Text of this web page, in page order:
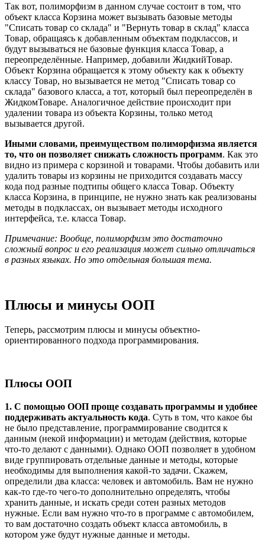
Так вот, полиморфизм в данном случае состоит в том, что
объект класса Корзина может вызывать базовые методы
"Списать товар со склада" и "Вернуть товар в склад" класса
Товар, обращаясь к добавленным объектам подклассов, и
будут вызываться не базовые функция класса Товар, а
переопределённые. Например, добавили ЖидкийТовар.
Объект Корзина обращается к этому объекту как к объекту
классу Товар, но вызывается не метод "Списать товар со
склада" базового класса, а тот, который был переопределён в
ЖидкомТоваре. Аналогичное действие происходит при
удалении товара из объекта Корзины, только метод
вызывается другой.
Иными словами, преимуществом полиморфизма является
то, что он позволяет снижать сложность программ. Как это
видно из примера с корзиной и товарами. Чтобы добавить или
удалить товары из корзины не приходится создавать массу
кода под разные подтипы общего класса Товар. Объекту
класса Корзина, в принципе, не нужно знать как реализованы
методы в подклассах, он вызывает методы исходного
интерфейса, т.е. класса Товар.
Примечание: Вообще, полиморфизм это достаточно
сложный вопрос и его реализация может сильно отличаться
в разных языках. Но это отдельная большая тема.
Плюсы и минусы ООП
Теперь, рассмотрим плюсы и минусы объектно-
ориентированного подхода программирования.
Плюсы ООП
1. С помощью ООП проще создавать программы и удобнее
поддерживать актуальность кода. Суть в том, что какое бы
не было представление, программирование сводится к
данным (некой информации) и методам (действия, которые
что-то делают с данными). Однако ООП позволяет в удобном
виде группировать отдельные данные и методы, которые
необходимы для выполнения какой-то задачи. Скажем,
определили два класса: человек и автомобиль. Вам не нужно
как-то где-то чего-то дополнительно определять, чтобы
хранить данные, и искать среди сотен разных методов
нужные. Если вам нужно что-то в программе с автомобилем,
то вам достаточно создать объект класса автомобиль, в
котором уже будут нужные данные и методы.